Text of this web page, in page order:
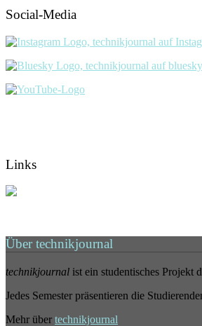
Social-Media
Links
Über technikjournal
technikjournal ist ein studentisches Projekt
Jedes Semester präsentieren die
Mehr über technikjournal